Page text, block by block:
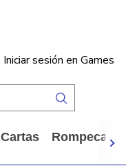
Iniciar sesión en Games
Cartas